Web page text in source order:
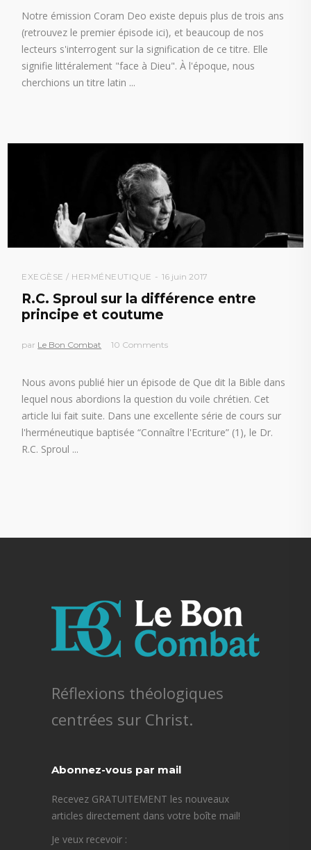
Notre émission Coram Deo existe depuis plus de trois ans
(retrouvez le premier épisode ici), et beaucoup de nos
lecteurs s'interrogent sur la signification de ce titre. Elle
signifie littéralement "face à Dieu". À l'époque, nous
cherchions un titre latin
EXEGÈSE / HERMÉNEUTIQUE 16 juin 2017
R.C. Sproul sur la différence entre
principe et coutume
par Le Bon Combat 10 Comments
Nous avons publié hier un épisode de Que dit la Bible dans
lequel nous abordions la question du voile chrétien. Cet
article lui fait suite. Dans une excellente série de cours sur
l'herméneutique baptisée “Connaître l'Ecriture” (1), le Dr.
R.C. Sproul
Réflexions théologiques
centrées sur Christ.
Abonnez-vous par mail
Recevez GRATUITEMENT les nouveaux
articles directement dans votre boîte mail!
Je veux recevoir :